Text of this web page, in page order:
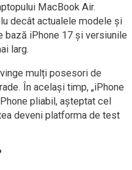
MacBook Air.
decât actualele modele și
bază iPhone 17 și versiunile
larg.
mulți posesori de
În același timp, „iPhone
pliabil, așteptat cel
deveni platforma de test